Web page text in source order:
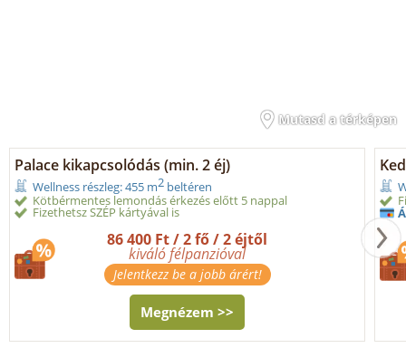
Mutasd a térképen
Palace kikapcsolódás (min. 2 éj)
Wellness részleg: 455 m2 beltéren
Kötbérmentes lemondás érkezés előtt 5 nappal
Fizethetsz SZÉP kártyával is
86 400 Ft / 2 fő / 2 éjtől
kiváló félpanzióval
Jelentkezz be a jobb árért!
Megnézem >>